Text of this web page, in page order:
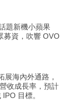
題新機小蘋果
募資，吹響 OVO
展海內外通路，
收成長率，預計
目標。